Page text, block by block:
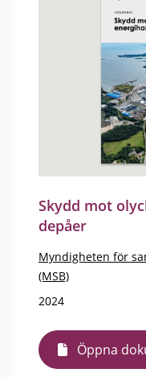
Skydd mot
depåer
Myndigheten för
(MSB)
2024
Öppna